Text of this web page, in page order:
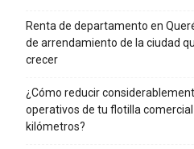
Renta de departamento en
de arrendamiento de la ciudad
crecer
¿Cómo reducir
operativos de tu flotilla
kilómetros?